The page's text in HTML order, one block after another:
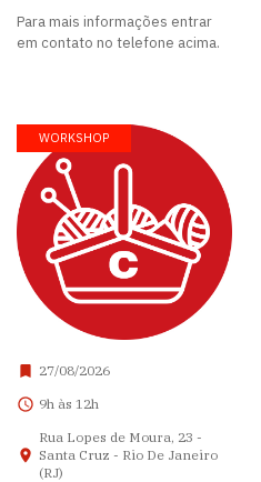
Para mais informações entrar
em contato no telefone acima.
WORKSHOP
27/08/2026
9h às 12h
Rua Lopes de Moura, 23 -
Santa Cruz - Rio De Janeiro
(RJ)